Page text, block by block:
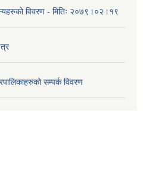
विवरण - मितिः २०७९।०२।१९
सम्पर्क विवरण